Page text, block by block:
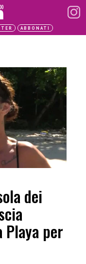
ABBONATI
dei
Playa per